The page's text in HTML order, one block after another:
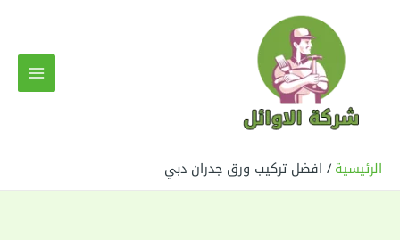
الرئيسية افضل تركيب ورق جدران دبي